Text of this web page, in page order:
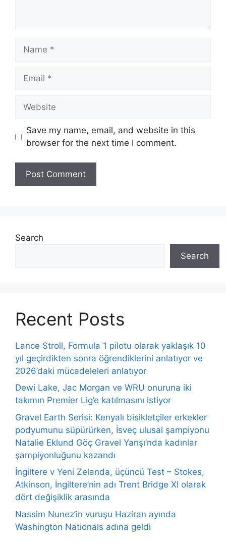
Name
Email
Website
Save my name, email, and website in this
browser for the next time I comment.
Search
Search
Recent Posts
Lance Stroll, Formula 1 pilotu olarak yaklaşık 10
yıl geçirdikten sonra öğrendiklerini anlatıyor ve
2026’daki mücadeleleri anlatıyor
Dewi Lake, Jac Morgan ve WRU onuruna iki
takımın Premier Lig’e katılmasını istiyor
Gravel Earth Serisi: Kenyalı bisikletçiler erkekler
podyumunu süpürürken, İsveç ulusal şampiyonu
Natalie Eklund Göç Gravel Yarışı’nda kadınlar
şampiyonluğunu kazandı
İngiltere v Yeni Zelanda, üçüncü Test – Stokes,
Atkinson, İngiltere’nin adı Trent Bridge XI olarak
dört değişiklik arasında
Nassim Nunez’in vuruşu Haziran ayında
Washington Nationals adına geldi